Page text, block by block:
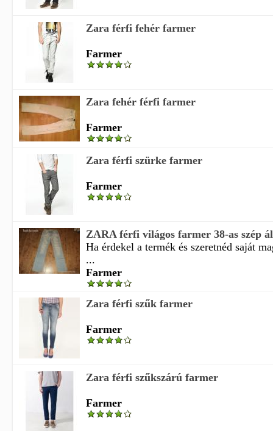
Zara férfi fehér farmer
Farmer
Zara fehér férfi farmer
Farmer
Zara férfi szürke farmer
Farmer
ZARA férfi világos farmer 38-as szép
Ha érdekel a termék és szeretnéd saját
...
Farmer
Zara férfi szűk farmer
Farmer
Zara férfi szűkszárú farmer
Farmer